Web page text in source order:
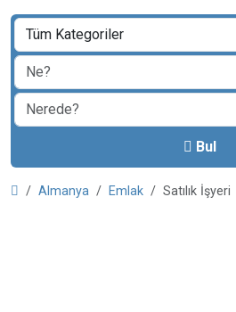
Bul
Almanya Emlak Satılık İşyeri